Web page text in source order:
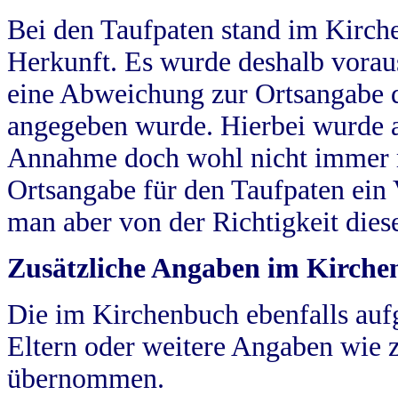
Bei den Taufpaten stand im
Herkunft. Es wurde deshalb
eine Abweichung zur
angegeben wurde. Hierbei wurde
Annahme doch wohl nicht
Ortsangabe für den Taufpaten
man aber von der Richtigkeit
Zusätzliche Angaben im
Die im Kirchenbuch ebenfalls
Eltern oder weitere Angaben wie
übernommen.